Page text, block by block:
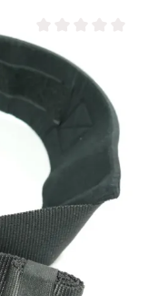
Durchschnittliche